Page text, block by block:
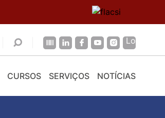
CURSOS SERVIÇOS NOTÍCIAS